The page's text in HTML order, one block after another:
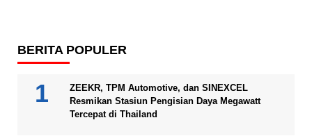
BERITA POPULER
ZEEKR, TPM Automotive, dan SINEXCEL
Resmikan Stasiun Pengisian Daya Megawatt
Tercepat di Thailand